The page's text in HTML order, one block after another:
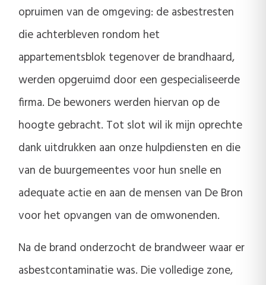
opruimen van de omgeving: de asbestresten
die achterbleven rondom het
appartementsblok tegenover de brandhaard,
werden opgeruimd door een gespecialiseerde
firma. De bewoners werden hiervan op de
hoogte gebracht. Tot slot wil ik mijn oprechte
dank uitdrukken aan onze hulpdiensten en die
van de buurgemeentes voor hun snelle en
adequate actie en aan de mensen van De Bron
voor het opvangen van de omwonenden.
Na de brand onderzocht de brandweer waar er
asbestcontaminatie was. Die volledige zone,